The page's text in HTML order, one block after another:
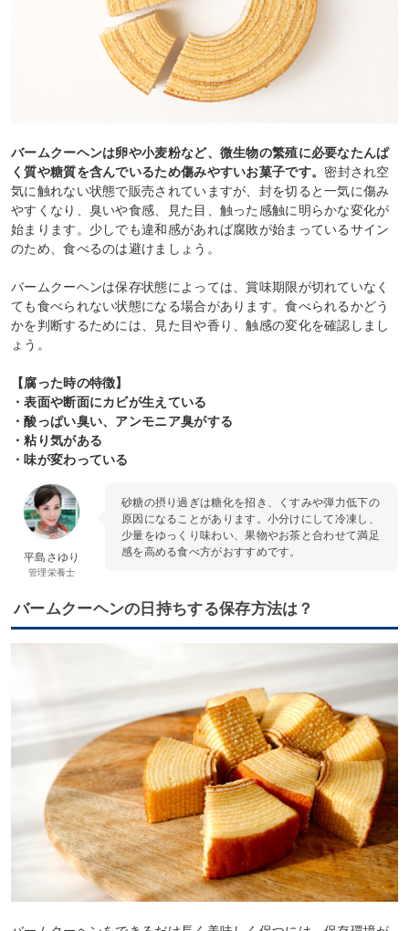
バームクーヘンは卵や小麦粉など、微生物の繁殖に必要なたんぱ
く質や糖質を含んでいるため傷みやすいお菓子です。 密封され空
気に触れない状態で販売されていますが、封を切ると一気に傷み
やすくなり、臭いや食感、見た目、触った感触に明らかな変化が
始まります。少しでも違和感があれば腐敗が始まっているサイン
のため、食べるのは避けましょう。
バームクーヘンは保存状態によっては、賞味期限が切れていなく
ても食べられない状態になる場合があります。食べられるかどう
かを判断するためには、見た目や香り、触感の変化を確認しまし
ょう。
【腐った時の特徴】
・表面や断面にカビが生えている
・酸っぱい臭い、アンモニア臭がする
・粘り気がある
・味が変わっている
平島さゆり
管理栄養士
砂糖の摂り過ぎは糖化を招き、くすみや弾力低下の
原因になることがあります。小分けにして冷凍し、
少量をゆっくり味わい、果物やお茶と合わせて満足
感を高める食べ方がおすすめです。
バームクーヘンの日持ちする保存方法は？